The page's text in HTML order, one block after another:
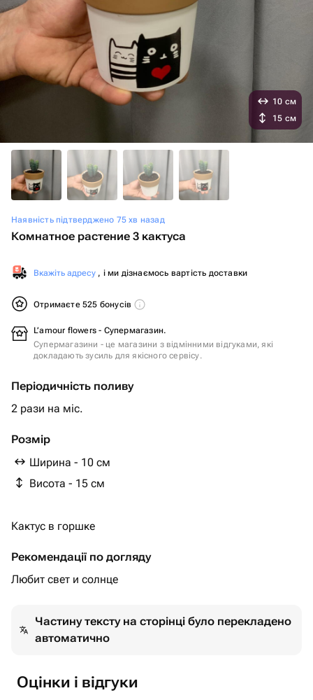
Наявність підтверджено 75 хв назад
Комнатное растение 3 кактуса
Вкажіть адресу , і ми дізнаємось вартість доставки
Отримаєте 525 бонусів
L’amour flowers - Супермагазин.
Супермагазини - це магазини з відмінними відгуками, які
докладають зусиль для якісного сервісу.
Періодичність поливу
2 рази на міс.
Розмір
Ширина - 10 см
Висота - 15 см
10 см
15 см
Кактус в горшке
Рекомендації по догляду
Любит свет и солнце
Частину тексту на сторінці було перекладено
автоматично
Оцінки і відгуки